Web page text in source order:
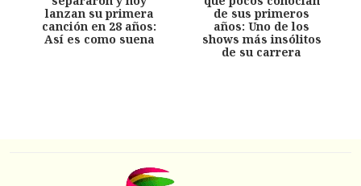
lanzan su primera
canción en 28 años:
Así es como suena
de sus primeros
años: Uno de los
shows más insólitos
de su carrera